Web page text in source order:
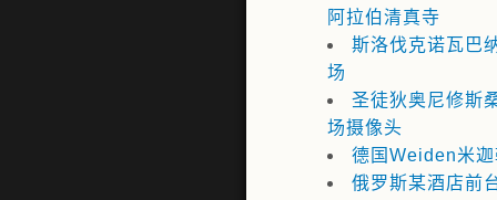
阿拉伯清真寺
斯洛伐克诺瓦巴
场
圣徒狄奥尼修斯
场摄像头
德国Weiden米
俄罗斯某酒店前